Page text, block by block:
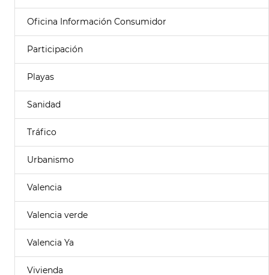
Oficina Información Consumidor
Participación
Playas
Sanidad
Tráfico
Urbanismo
Valencia
Valencia verde
Valencia Ya
Vivienda